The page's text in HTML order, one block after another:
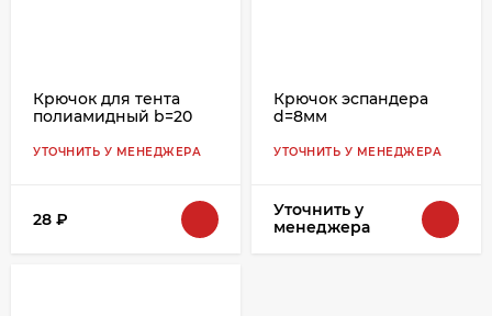
Крючок для тента
полиамидный b=20
УТОЧНИТЬ У МЕНЕДЖЕРА
28 ₽
Крючок эспандера
d=8мм
УТОЧНИТЬ У МЕНЕДЖЕРА
Уточнить у
менеджера